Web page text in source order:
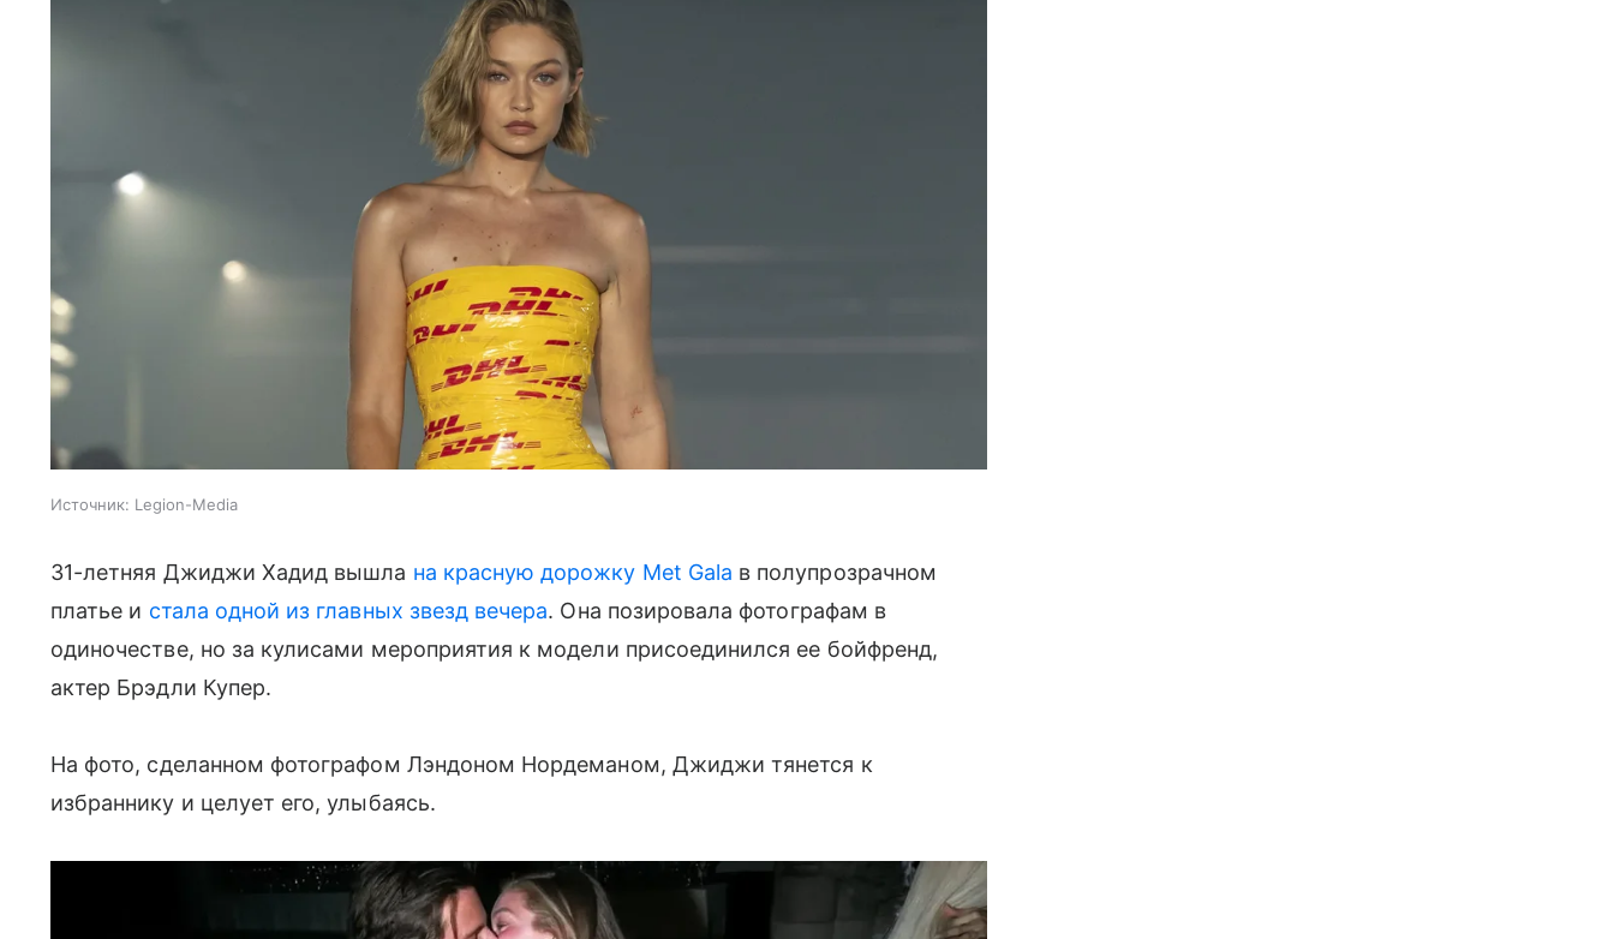
Источник: Legion-Media
31-летняя Джиджи Хадид вышла на красную дорожку Met Gala в полупрозрачном
платье и стала одной из главных звезд вечера. Она позировала фотографам в
одиночестве, но за кулисами мероприятия к модели присоединился ее бойфренд,
актер Брэдли Купер.
На фото, сделанном фотографом Лэндоном Нордеманом, Джиджи тянется к
избраннику и целует его, улыбаясь.